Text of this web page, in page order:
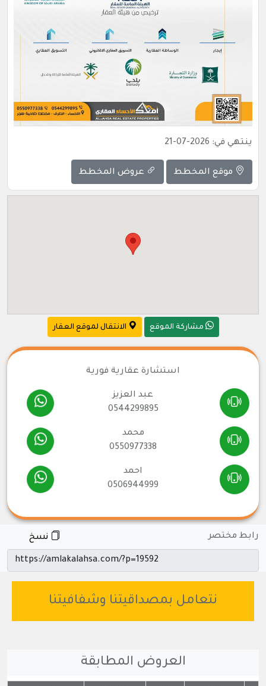
ينتهي في: 2026-07-21
موقع المخطط عروض المخطط
مشاركة الموقع الانتقال لموقع العقار
استشارة عقارية فورية
عبد العزيز
0544299895
محمد
0550977338
احمد
0506944999
رابط مختصر
نتعامل بمصداقيتنا وشفافيتنا
العروض المطابقة